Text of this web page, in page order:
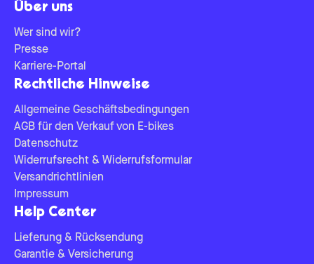
Über uns
Wer sind wir?
Presse
Karriere-Portal
Rechtliche Hinweise
Allgemeine Geschäftsbedingungen
AGB für den Verkauf von E-bikes
Datenschutz
Widerrufsrecht & Widerrufsformular
Versandrichtlinien
Impressum
Help Center
Lieferung & Rücksendung
Garantie & Versicherung